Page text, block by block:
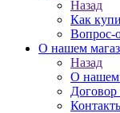
Назад
Как
Вопрос-
О нашем
Назад
О нашем